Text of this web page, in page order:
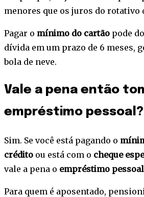
menores que os juros do rotativo
Pagar o mínimo do cartão pode
dívida em um prazo de 6 meses,
bola de neve.
Vale a pena então
empréstimo pessoal?
Sim. Se você está pagando o
crédito ou está com o cheque
vale a pena o empréstimo
Para quem é aposentado,